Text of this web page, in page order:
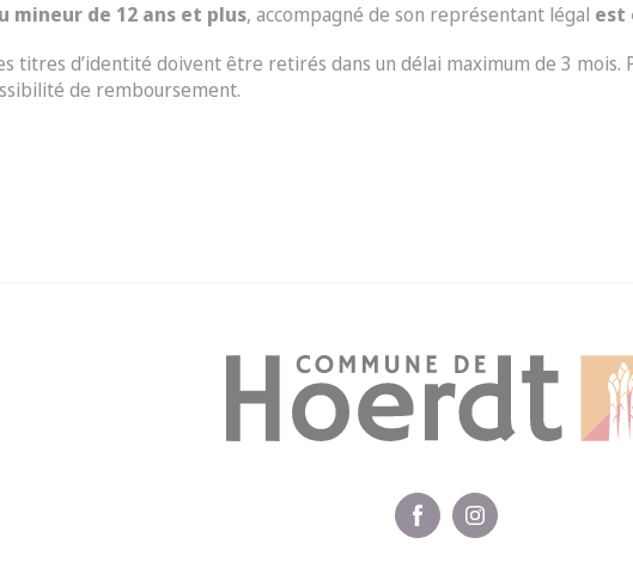
mineur de 12 ans et plus, accompagné de son représentant légal est
titres d’identité doivent être retirés dans un délai maximum de 3 mois.
de remboursement.